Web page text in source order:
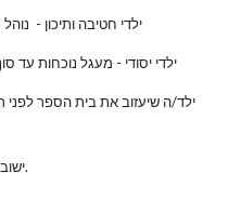
ילדי חטיבה ותיכון -
ילדי יסודי - מעגל נוכחות עד
ישוב למחרת לבית הספר אך ורק עם ההורים.